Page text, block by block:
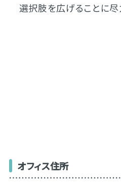
選択肢を広げることに尽
オフィス住所